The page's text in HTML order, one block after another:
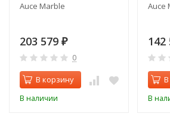
Auce Marble
203 579 ₽
0
В корзину
В наличии
Auce
142
В